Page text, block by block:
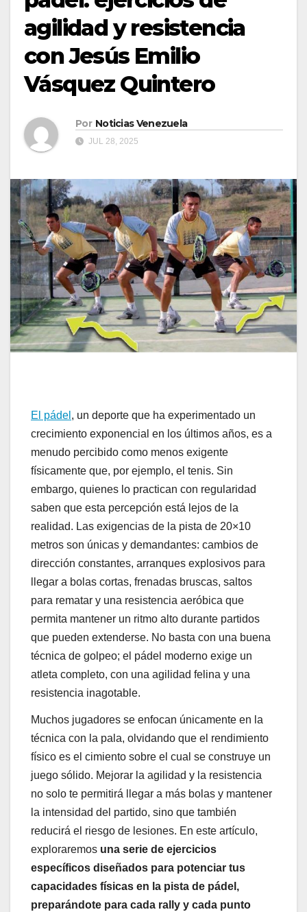
agilidad y resistencia
con Jesús Emilio
Vásquez Quintero
Por Noticias Venezuela
JUL 28, 2025
El pádel , un deporte que ha experimentado un
crecimiento exponencial en los últimos años, es a
menudo percibido como menos exigente
físicamente que, por ejemplo, el tenis. Sin
embargo, quienes lo practican con regularidad
saben que esta percepción está lejos de la
realidad. Las exigencias de la pista de 20×10
metros son únicas y demandantes: cambios de
dirección constantes, arranques explosivos para
llegar a bolas cortas, frenadas bruscas, saltos
para rematar y una resistencia aeróbica que
permita mantener un ritmo alto durante partidos
que pueden extenderse. No basta con una buena
técnica de golpeo; el pádel moderno exige un
atleta completo, con una agilidad felina y una
resistencia inagotable.
Muchos jugadores se enfocan únicamente en la
técnica con la pala, olvidando que el rendimiento
físico es el cimiento sobre el cual se construye un
juego sólido. Mejorar la agilidad y la resistencia
no solo te permitirá llegar a más bolas y mantener
la intensidad del partido, sino que también
reducirá el riesgo de lesiones. En este artículo,
exploraremos una serie de ejercicios
específicos diseñados para potenciar tus
capacidades físicas en la pista de pádel,
preparándote para cada rally y cada punto